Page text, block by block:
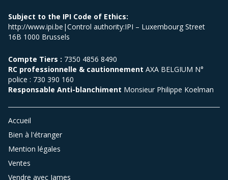
Subject to the IPI Code of Ethics:
http://www.ipi.be|Control authority:IPI – Luxembourg Street
16B 1000 Brussels
Compte Tiers : 7350 4856 8490
RC professionnelle & cautionnement AXA BELGIUM N°
police : 730 390 160
Responsable Anti-blanchiment Monsieur Philippe Koelman
Accueil
Bien à l'étranger
Mention légales
Ventes
Vendre avec James